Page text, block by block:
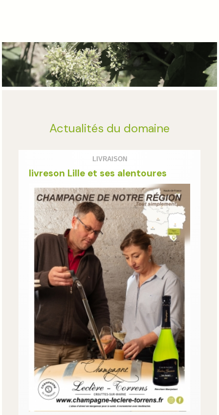
Actualités du domaine
LIVRAISON
livreson Lille et ses alentoures